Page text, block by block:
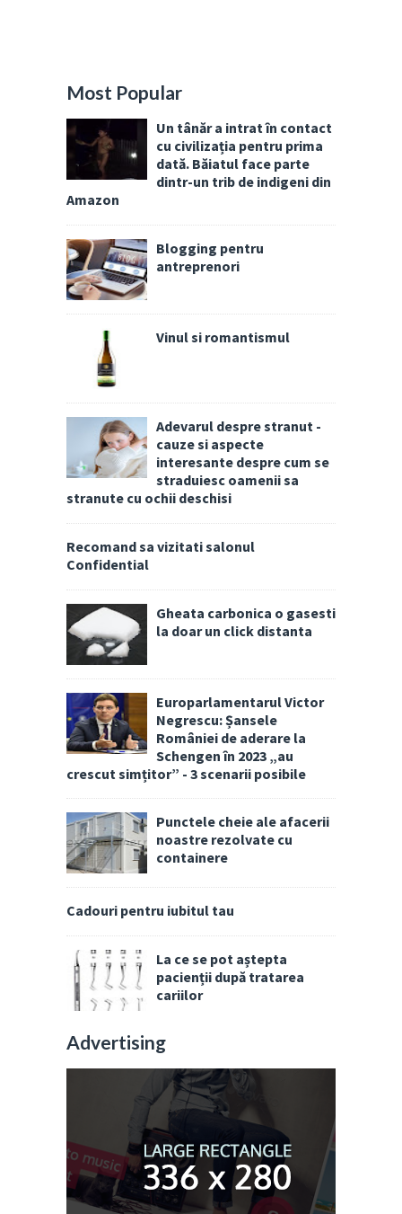
Most Popular
Un tânăr a intrat în contact
cu civilizația pentru prima
dată. Băiatul face parte
dintr-un trib de indigeni din
Amazon
Blogging pentru
antreprenori
Vinul si romantismul
Adevarul despre stranut -
cauze si aspecte
interesante despre cum se
straduiesc oamenii sa
stranute cu ochii deschisi
Recomand sa vizitati salonul
Confidential
Gheata carbonica o gasesti
la doar un click distanta
Europarlamentarul Victor
Negrescu: Șansele
României de aderare la
Schengen în 2023 „au
crescut simțitor” - 3 scenarii posibile
Punctele cheie ale afacerii
noastre rezolvate cu
containere
Cadouri pentru iubitul tau
La ce se pot aștepta
pacienții după tratarea
cariilor
Advertising